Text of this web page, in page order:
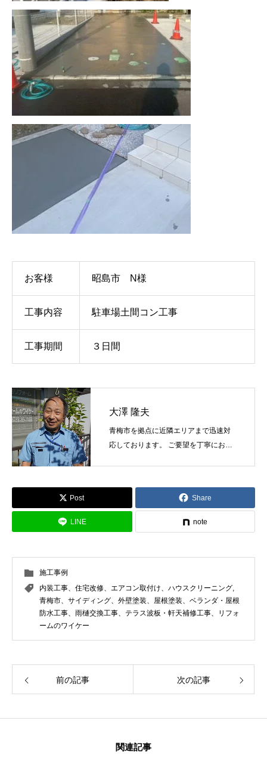
お客様 昭島市 N様
工事内容 駐車場土間コン工事
工事期間 ３日間
大澤 隆夫
青梅市を拠点に近隣エリアまで迅速対
応しております。 ご要望を丁寧にお伺
Post Share
LINE note
施工事例
内装工事、住宅改修、エアコン取付け、ハウスクリーニング,
青梅市、サイディング、外壁塗装、屋根塗装、ベランダ・屋根
防水工事、雨樋交換工事、テラス波板・軒天補修工事、リフォ
ームのワイケー
前の記事 次の記事
関連記事